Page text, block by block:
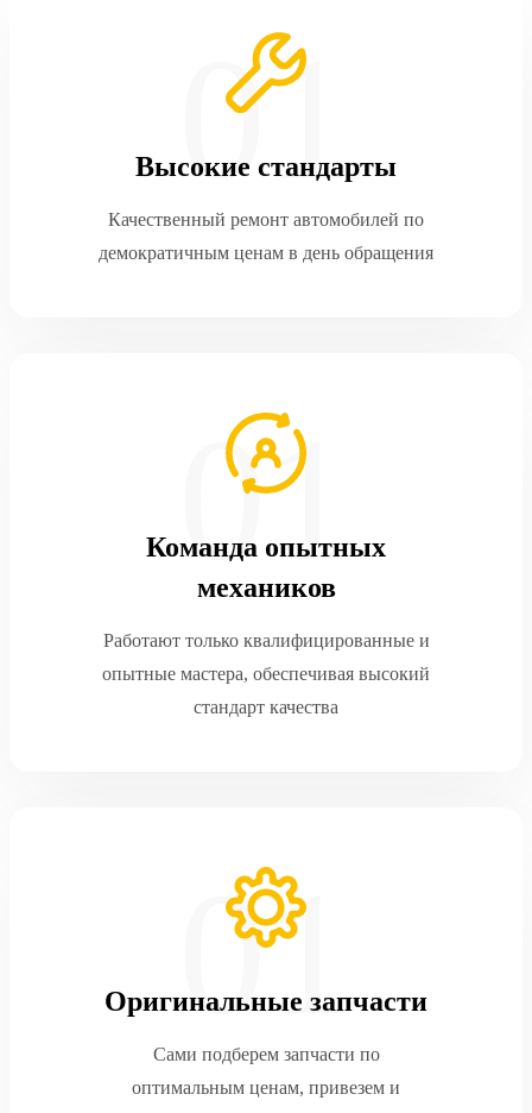
Высокие стандарты
Качественный ремонт автомобилей по
демократичным ценам в день обращения
Команда опытных
механиков
Работают только квалифицированные и
опытные мастера, обеспечивая высокий
стандарт качества
Оригинальные запчасти
Сами подберем запчасти по
оптимальным ценам, привезем и